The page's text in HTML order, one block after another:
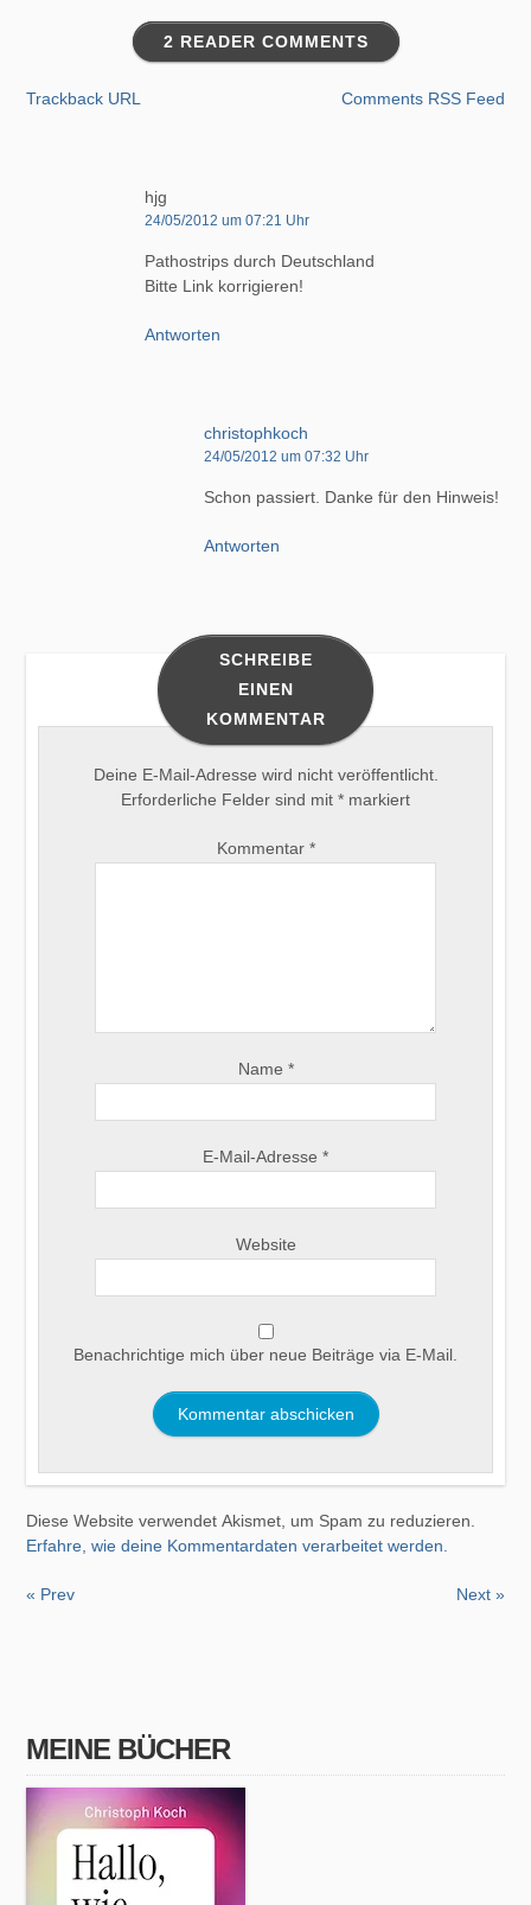
2 READER COMMENTS
Trackback URL Comments RSS Feed
hjg
24/05/2012 um 07:21 Uhr
Pathostrips durch Deutschland
Bitte Link korrigieren!
Antworten
christophkoch
24/05/2012 um 07:32 Uhr
Schon passiert. Danke für den Hinweis!
Antworten
SCHREIBE
EINEN
KOMMENTAR
Deine E-Mail-Adresse wird nicht veröffentlicht.
Erforderliche Felder sind mit * markiert
Kommentar *
Name *
E-Mail-Adresse *
Website
Benachrichtige mich über neue Beiträge via E-Mail.
Diese Website verwendet Akismet, um Spam zu reduzieren.
Erfahre, wie deine Kommentardaten verarbeitet werden.
« Prev Next »
MEINE BÜCHER